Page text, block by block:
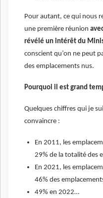
Pour autant, ce qui nous
une première réunion
révélé un intérêt du
conscient qu’on ne peut
des emplacements nus.
Pourquoi il est grand
Quelques chiffres qui je
convaincre :
En 2011, les
29% de la totalité des
En 2021, les
46% des
49% en 2022…